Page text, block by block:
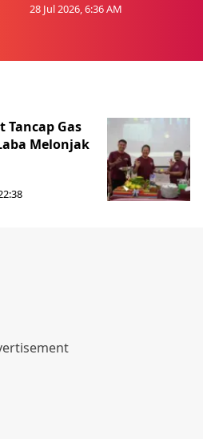
28 Jul 2026, 6:36 AM
Tancap Gas
Melonjak